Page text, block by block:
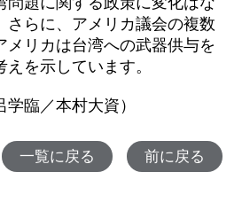
さらに、アメリカ議会の複数
メリカは台湾への武器供与を
を示しています。
学臨／本村大資）
一覧に戻る 前に戻る